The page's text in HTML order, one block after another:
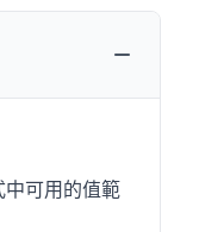
可用的值範